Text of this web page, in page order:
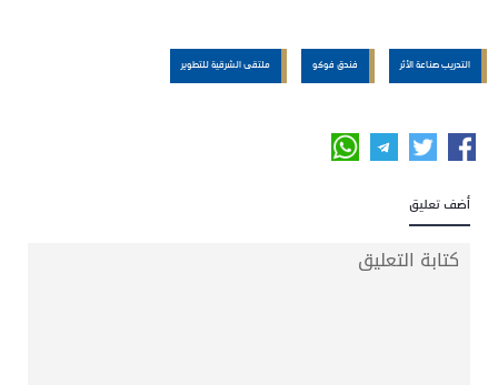
التدريب صناعة الأثر فندق فوكو ملتقى الشرقية للتطوير
أضف تعليق